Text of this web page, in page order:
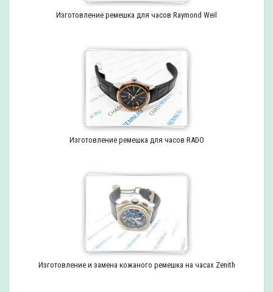
Изготовление ремешка для часов Raymond Weil
Изготовление ремешка для часов RADO
Изготовление и замена кожаного ремешка на часах Zenith